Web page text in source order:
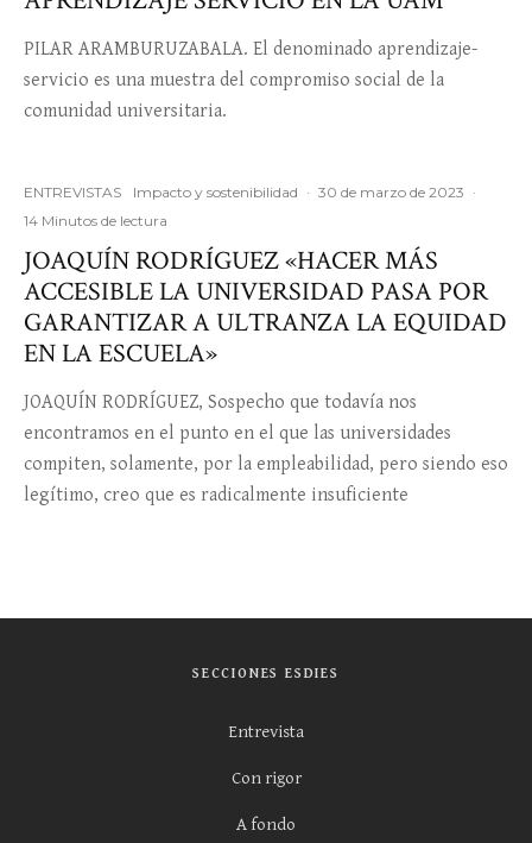
PILAR ARAMBURUZABALA. El denominado aprendizaje-
servicio es una muestra del compromiso social de la
comunidad universitaria.
ENTREVISTAS Impacto y sostenibilidad · 30 de marzo de 2023 ·
14 Minutos de lectura
JOAQUÍN RODRÍGUEZ «HACER MÁS
ACCESIBLE LA UNIVERSIDAD PASA POR
GARANTIZAR A ULTRANZA LA EQUIDAD
EN LA ESCUELA»
JOAQUÍN RODRÍGUEZ, Sospecho que todavía nos
encontramos en el punto en el que las universidades
compiten, solamente, por la empleabilidad, pero siendo eso
legítimo, creo que es radicalmente insuficiente
SECCIONES ESDIES
Entrevista
Con rigor
A fondo